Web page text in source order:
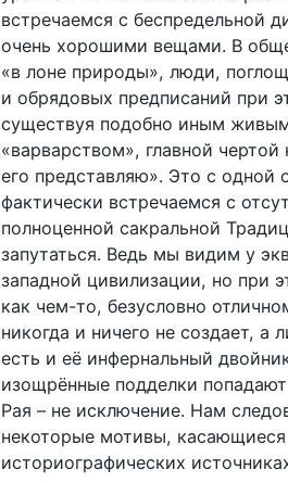
встречаемся с беспредельной
очень хорошими вещами. В
«в лоне природы», люди,
и обрядовых предписаний при
существуя подобно иным
«варварством», главной
его представляю». Это с одной
фактически встречаемся с
полноценной сакральной
запутаться. Ведь мы видим у
западной цивилизации, но при
как чем-то, безусловно
никогда и ничего не создает,
есть и её инфернальный
изощрённые подделки
Рая – не исключение. Нам
некоторые мотивы,
историографических